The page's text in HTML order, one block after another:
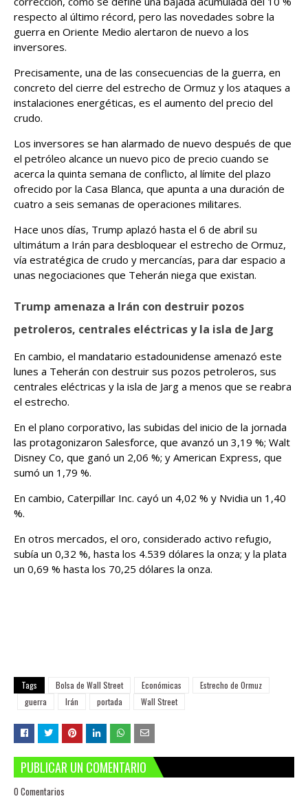
respecto al último récord, pero las novedades sobre la
guerra en Oriente Medio alertaron de nuevo a los
inversores.
Precisamente, una de las consecuencias de la guerra, en
concreto del cierre del estrecho de Ormuz y los ataques a
instalaciones energéticas, es el aumento del precio del
crudo.
Los inversores se han alarmado de nuevo después de que
el petróleo alcance un nuevo pico de precio cuando se
acerca la quinta semana de conflicto, al límite del plazo
ofrecido por la Casa Blanca, que apunta a una duración de
cuatro a seis semanas de operaciones militares.
Hace unos días, Trump aplazó hasta el 6 de abril su
ultimátum a Irán para desbloquear el estrecho de Ormuz,
vía estratégica de crudo y mercancías, para dar espacio a
unas negociaciones que Teherán niega que existan.
Trump amenaza a Irán con destruir pozos
petroleros, centrales eléctricas y la isla de Jarg
En cambio, el mandatario estadounidense amenazó este
lunes a Teherán con destruir sus pozos petroleros, sus
centrales eléctricas y la isla de Jarg a menos que se reabra
el estrecho.
En el plano corporativo, las subidas del inicio de la jornada
las protagonizaron Salesforce, que avanzó un 3,19 %; Walt
Disney Co, que ganó un 2,06 %; y American Express, que
sumó un 1,79 %.
En cambio, Caterpillar Inc. cayó un 4,02 % y Nvidia un 1,40
%.
En otros mercados, el oro, considerado activo refugio,
subía un 0,32 %, hasta los 4.539 dólares la onza; y la plata
un 0,69 % hasta los 70,25 dólares la onza.
Tags Bolsa de Wall Street Económicas
Estrecho de Ormuz
guerra
Irán portada Wall Street
PUBLICAR UN COMENTARIO
0 Comentarios